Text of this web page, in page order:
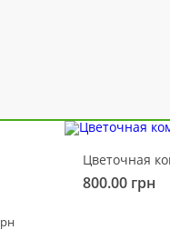
Цветочная
800.00 грн